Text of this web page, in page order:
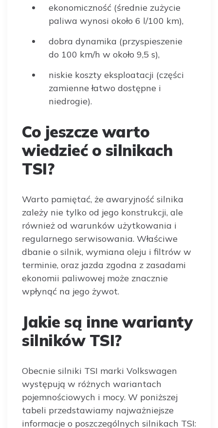
ekonomiczność (średnie zużycie
paliwa wynosi około 6 l/100 km),
dobra dynamika (przyspieszenie
do 100 km/h w około 9,5 s),
niskie koszty eksploatacji (części
zamienne łatwo dostępne i
niedrogie).
Co jeszcze warto
wiedzieć o silnikach
TSI?
Warto pamiętać, że awaryjność silnika
zależy nie tylko od jego konstrukcji, ale
również od warunków użytkowania i
regularnego serwisowania. Właściwe
dbanie o silnik, wymiana oleju i filtrów w
terminie, oraz jazda zgodna z zasadami
ekonomii paliwowej może znacznie
wpłynąć na jego żywot.
Jakie są inne warianty
silników TSI?
Obecnie silniki TSI marki Volkswagen
występują w różnych wariantach
pojemnościowych i mocy. W poniższej
tabeli przedstawiamy najważniejsze
informacje o poszczególnych silnikach TSI: